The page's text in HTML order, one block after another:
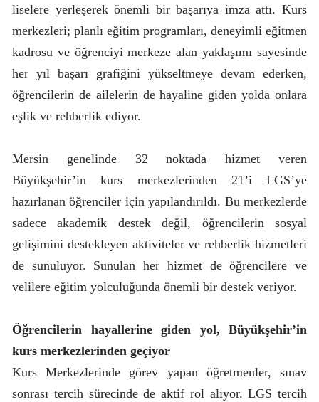
liselere yerleşerek önemli bir başarıya imza attı. Kurs
merkezleri; planlı eğitim programları, deneyimli eğitmen
kadrosu ve öğrenciyi merkeze alan yaklaşımı sayesinde
her yıl başarı grafiğini yükseltmeye devam ederken,
öğrencilerin de ailelerin de hayaline giden yolda onlara
eşlik ve rehberlik ediyor.
Mersin genelinde 32 noktada hizmet veren
Büyükşehir’in kurs merkezlerinden 21’i LGS’ye
hazırlanan öğrenciler için yapılandırıldı. Bu merkezlerde
sadece akademik destek değil, öğrencilerin sosyal
gelişimini destekleyen aktiviteler ve rehberlik hizmetleri
de sunuluyor. Sunulan her hizmet de öğrencilere ve
velilere eğitim yolculuğunda önemli bir destek veriyor.
Öğrencilerin hayallerine giden yol, Büyükşehir’in
kurs merkezlerinden geçiyor
Kurs Merkezlerinde görev yapan öğretmenler, sınav
sonrası tercih sürecinde de aktif rol alıyor. LGS tercih